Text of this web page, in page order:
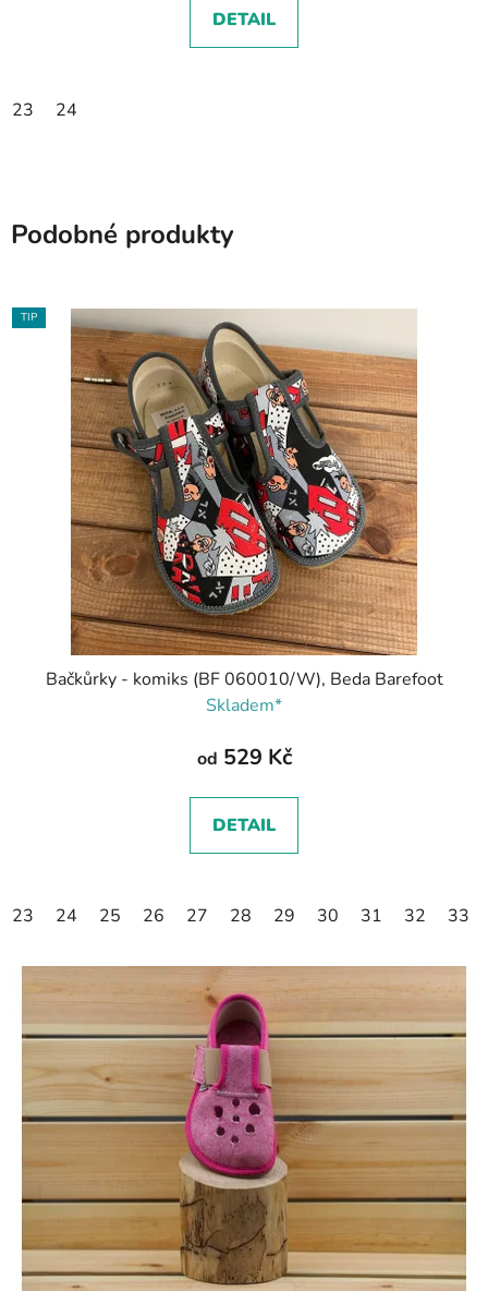
DETAIL
23 24
Podobné produkty
TIP
Bačkůrky - komiks (BF 060010/W), Beda Barefoot
Skladem*
od 529 Kč
DETAIL
23 24 25 26 27 28 29 30 31 32 33